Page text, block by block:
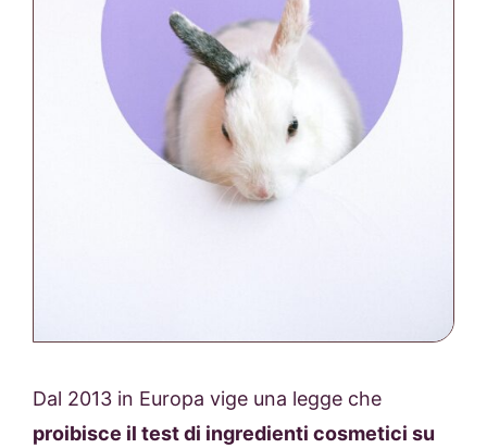
Dal 2013 in Europa vige una legge che
proibisce il test di ingredienti cosmetici su